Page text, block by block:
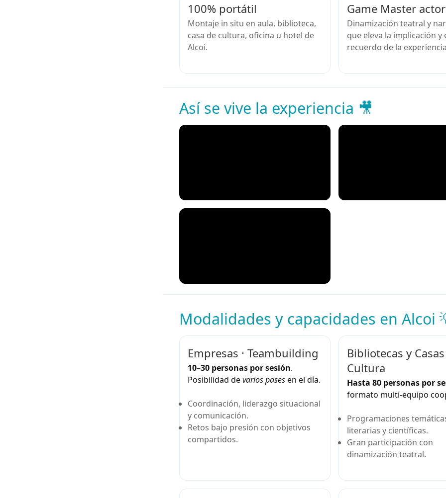
100% portátil
Montaje in situ en aula, biblioteca,
casa de cultura, oficina u hotel de
Alcoi.
Game Master actor
Dinamización teatral y
que eleva la implicación y
recuerdo de la
Así se vive la experiencia 🎥
Modalidades y capacidades en Alcoi
Empresas · Teambuilding
10–30 personas por sesión.
Posibilidad devarios pasesen el día.
Coordinación, liderazgo situacional
y comunicación.
Retos bajo presión con objetivos
compartidos.
Bibliotecas y
Cultura
Hasta 80 personas por
formato multi-equipo
Programaciones
literarias y científicas.
Gran participación con
dinamización teatral.